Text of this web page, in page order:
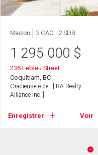
Maison 3 CAC , 2 SDB
1 295 000 $
236 Lebleu Street
Coquitlam, BC
Gracieuseté de : ['RA Realty
Alliance Inc.']
Enregistrer Voir